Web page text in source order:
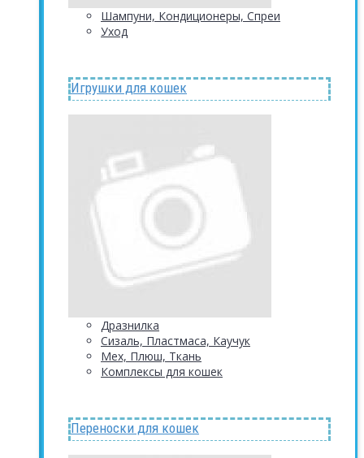
Шампуни, Кондиционеры, Спреи
Уход
Игрушки для кошек
Дразнилка
Сизаль, Пластмаса, Каучук
Мех, Плюш, Ткань
Комплексы для кошек
Переноски для кошек